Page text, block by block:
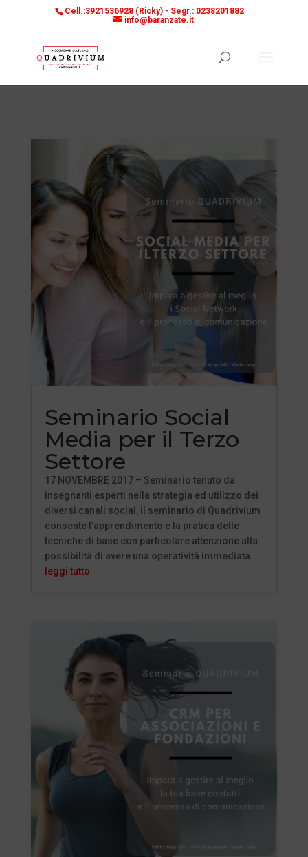
Cell.:3921536928 (Ricky) - Segr.: 0238201882
info@baranzate.it
Seminario Social
Media per il Terzo
Settore
17 NOVEMBRE 2017 – Seminario tenuto da
insegnanti esperti nella strategia ed utilizzo dei
diversi canali social, il seminario di Quadrivium
consente l’apprendimento e la pratica delle
tecniche di base con particolare attenzione alla
possibilità di avere una operatività immediata.
leggi tutto